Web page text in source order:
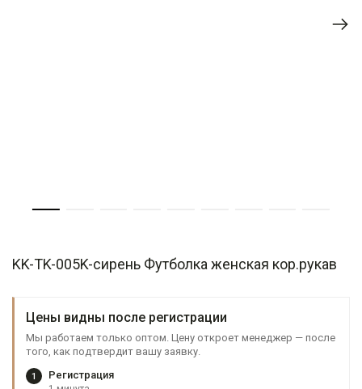
KK-TK-005K-сирень Футболка женская кор.рукав
Цены видны после регистрации
Мы работаем только оптом. Цену откроет менеджер — после
того, как подтвердит вашу заявку.
1 Регистрация